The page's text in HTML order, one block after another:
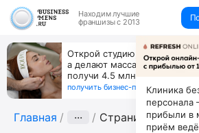
Находим лучшие
франшизы с 2013
Открой студию, где не
а делают массаж лица
получи 4.5 млн
получить бизнес-план ↓
Главная ··· Страница 11
Клиника
персонала
прибыли в
приём